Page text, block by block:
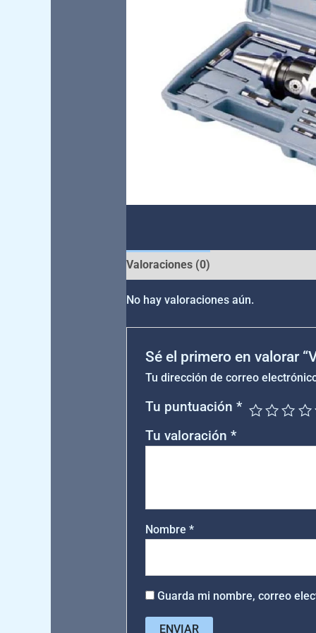
Valoraciones (0)
No hay valoraciones aún.
Sé el primero en valorar
Tu dirección de correo
Tu puntuación*
Tu valoración*
Nombre*
Guarda mi nombre, correo